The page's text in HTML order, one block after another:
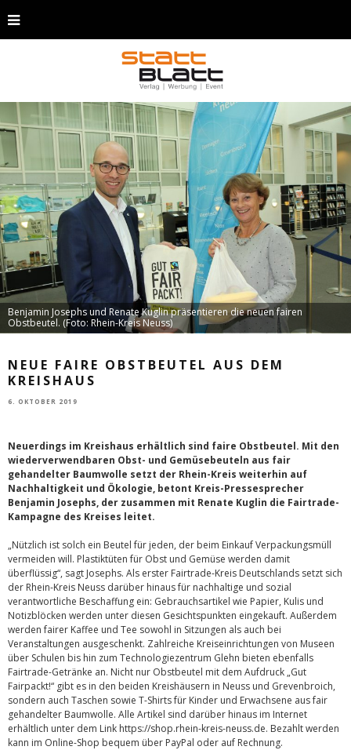
Benjamin Josephs und Renate Kuglin präsentieren die neuen fairen
Obstbeutel. (Foto: Rhein-Kreis Neuss)
NEUE FAIRE OBSTBEUTEL AUS DEM
KREISHAUS
6. OKTOBER 2019
Neuerdings im Kreishaus erhältlich sind faire Obstbeutel. Mit den
wiederverwendbaren Obst- und Gemüsebeuteln aus fair
gehandelter Baumwolle setzt der Rhein-Kreis weiterhin auf
Nachhaltigkeit und Ökologie, betont Kreis-Pressesprecher
Benjamin Josephs, der zusammen mit Renate Kuglin die Fairtrade-
Kampagne des Kreises leitet.
„Nützlich ist solch ein Beutel für jeden, der beim Einkauf Verpackungsmüll
vermeiden will. Plastiktüten für Obst und Gemüse werden damit
überflüssig“, sagt Josephs. Als erster Fairtrade-Kreis Deutschlands setzt sich
der Rhein-Kreis Neuss darüber hinaus für nachhaltige und sozial
verantwortliche Beschaffung ein: Gebrauchsartikel wie Papier, Kulis und
Notizblöcken werden unter diesen Gesichtspunkten eingekauft. Außerdem
werden fairer Kaffee und Tee sowohl in Sitzungen als auch bei
Veranstaltungen ausgeschenkt. Zahlreiche Kreiseinrichtungen von Museen
über Schulen bis hin zum Technologiezentrum Glehn bieten ebenfalls
Fairtrade-Getränke an. Nicht nur Obstbeutel mit dem Aufdruck „Gut
Fairpackt!“ gibt es in den beiden Kreishäusern in Neuss und Grevenbroich,
sondern auch Taschen sowie T-Shirts für Kinder und Erwachsene aus fair
gehandelter Baumwolle. Alle Artikel sind darüber hinaus im Internet
erhältlich unter dem Link https://shop.rhein-kreis-neuss.de. Bezahlt werden
kann im Online-Shop bequem über PayPal oder auf Rechnung.